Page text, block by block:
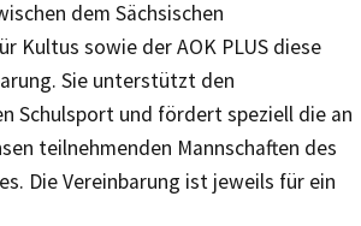
dem Sächsischen
Kultus sowie der AOK PLUS diese
Sie unterstützt den
Schulsport und fördert speziell die an
teilnehmenden Mannschaften des
Die Vereinbarung ist jeweils für ein